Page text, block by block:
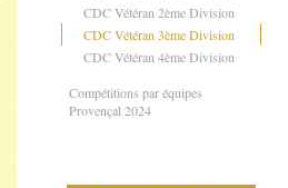
CDC Vétéran 2ème Division
CDC Vétéran 3ème Division
CDC Vétéran 4ème Division
Compétitions par équipes
Provençal 2024